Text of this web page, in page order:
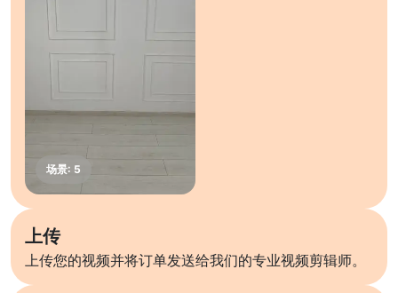
上传
上传您的视频并将订单发送给我们的专业视频剪辑师。